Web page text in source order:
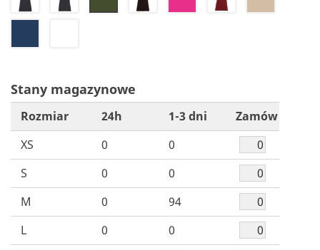
Stany magazynowe
Rozmiar 24h 1-3 dni
Zamów
XS
0
0
S
0
0
M
0
94
L
0
0